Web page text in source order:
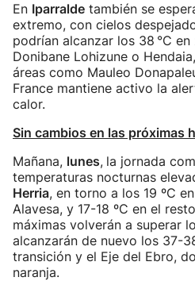
En Iparralde también se
extremo, con cielos
podrían alcanzar los 38 °C
Donibane Lohizune o
áreas como Mauleo
France mantiene activo la
calor.
Sin cambios en las próximas
Mañana, lunes, la jornada
temperaturas nocturnas
Herria, en torno a los 19 ºC
Alavesa, y 17-18 ºC en el
máximas volverán a superar
alcanzarán de nuevo los 37-
transición y el Eje del Ebro,
naranja.